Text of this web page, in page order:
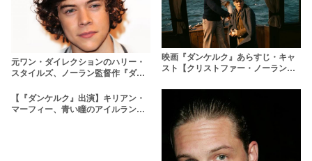
元ワン・ダイレクションのハリー・
スタイルズ、ノーラン監督作『ダン
映画『ダンケルク』あらすじ・キャ
スト【クリストファー・ノーランが
【『ダンケルク』出演】キリアン・
マーフィー、青い瞳のアイルランド